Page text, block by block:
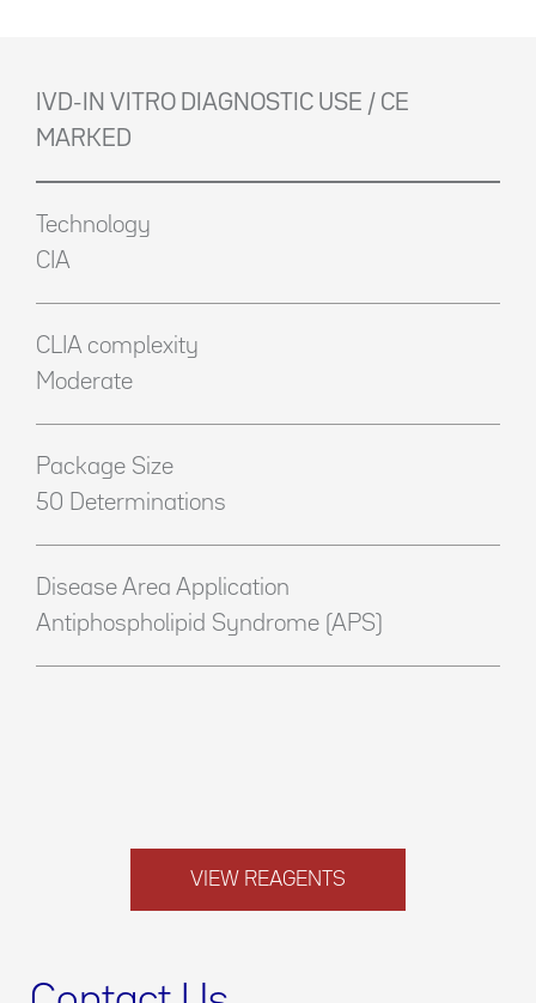
IVD-IN VITRO DIAGNOSTIC USE / CE
MARKED
Technology
CIA
CLIA complexity
Moderate
Package Size
50 Determinations
Disease Area Application
Antiphospholipid Syndrome (APS)
VIEW REAGENTS